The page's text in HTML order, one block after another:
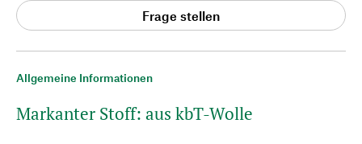
Allgemeine Informationen
Markanter Stoff: aus kbT-Wolle
Frage stellen